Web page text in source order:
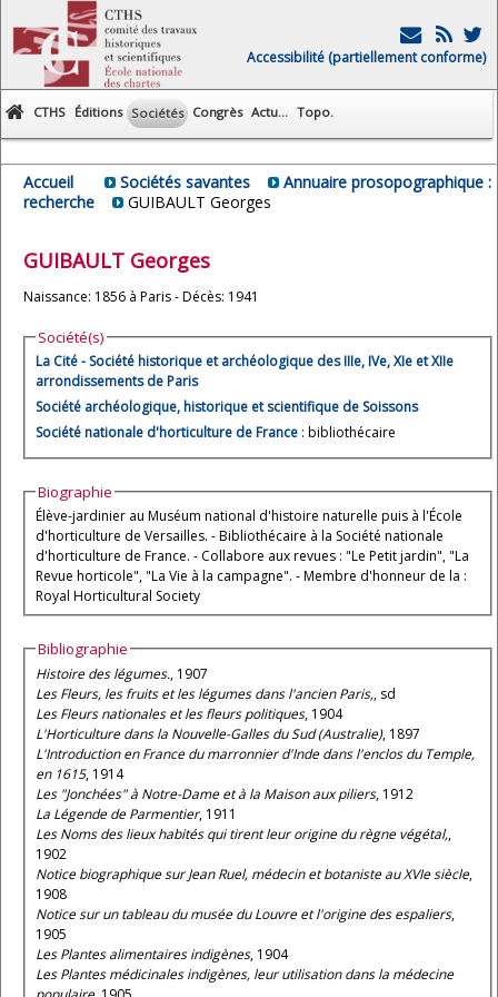
Accessibilité (partiellement conforme)
CTHS Éditions Sociétés Congrès Actu... Topo.
Accueil Sociétés savantes
Annuaire prosopographique :
recherche
GUIBAULT Georges
GUIBAULT Georges
Naissance: 1856 à Paris - Décès: 1941
Société(s)
La Cité - Société historique et archéologique des IIIe, IVe, XIe et XIIe
arrondissements de Paris
Société archéologique, historique et scientifique de Soissons
Société nationale d'horticulture de France : bibliothécaire
Biographie
Élève-jardinier au Muséum national d'histoire naturelle puis à l'École
d'horticulture de Versailles. - Bibliothécaire à la Société nationale
d'horticulture de France. - Collabore aux revues : "Le Petit jardin", "La
Revue horticole", "La Vie à la campagne". - Membre d'honneur de la :
Royal Horticultural Society
Bibliographie
Histoire des légumes., 1907
Les Fleurs, les fruits et les légumes dans l'ancien Paris,, sd
Les Fleurs nationales et les fleurs politiques, 1904
L'Horticulture dans la Nouvelle-Galles du Sud (Australie), 1897
L'Introduction en France du marronnier d'Inde dans l'enclos du Temple,
en 1615, 1914
Les "Jonchées" à Notre-Dame et à la Maison aux piliers, 1912
La Légende de Parmentier, 1911
Les Noms des lieux habités qui tirent leur origine du règne végétal,,
1902
Notice biographique sur Jean Ruel, médecin et botaniste au XVIe siècle,
1908
Notice sur un tableau du musée du Louvre et l'origine des espaliers,
1905
Les Plantes alimentaires indigènes, 1904
Les Plantes médicinales indigènes, leur utilisation dans la médecine